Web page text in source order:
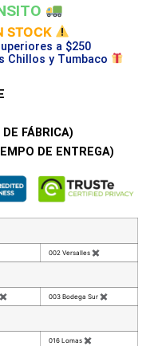
STOCK
a $250
Chillos y Tumbaco
FÁBRICA)
DE ENTREGA)
002 Versalles ✖
✖ 003 Bodega Sur ✖
016 Lomas ✖